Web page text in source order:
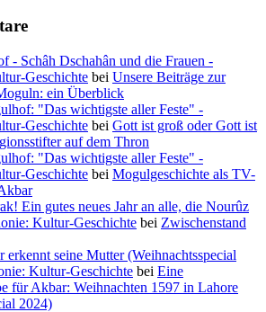
- Schâh Dschahân und die Frauen -
Geschichte bei Unsere Beiträge zur
ein Überblick
"Das wichtigste aller Feste" -
Geschichte bei Gott ist groß oder Gott ist
auf dem Thron
"Das wichtigste aller Feste" -
Geschichte bei Mogulgeschichte als TV-
Ein gutes neues Jahr an alle, die Nourûz
Kultur-Geschichte bei Zwischenstand
seine Mutter (Weihnachtsspecial
Kultur-Geschichte bei Eine
für Akbar: Weihnachten 1597 in Lahore
2024)